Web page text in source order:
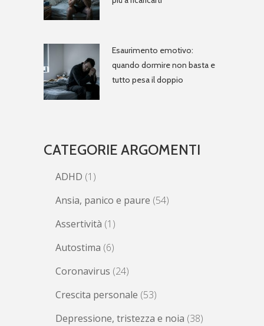
Esaurimento emotivo:
quando dormire non basta e
tutto pesa il doppio
CATEGORIE ARGOMENTI
ADHD (1)
Ansia, panico e paure (54)
Assertività (1)
Autostima (6)
Coronavirus (24)
Crescita personale (53)
Depressione, tristezza e noia (38)